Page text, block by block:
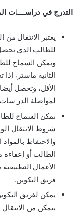
التدرج في دراســــات
يعتبر الانتقال من
للطالب الذي
ويمكن السماح
الأقل، وتحصل
لمواصلة
يمكن السماح
والاحتفاظ
الطالب أو إعفاءه
الأعمال
فريق التكوين.
يمكن لفريق
يتمكن من